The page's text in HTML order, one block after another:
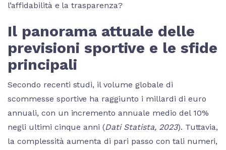
l’affidabilità e la trasparenza?
Il panorama attuale delle
previsioni sportive e le sfide
principali
Secondo recenti studi, il volume globale di
scommesse sportive ha raggiunto i millardi di euro
annuali, con un incremento annuale medio del 10%
negli ultimi cinque anni (Dati Statista, 2023). Tuttavia,
la complessità aumenta di pari passo con tali numeri,